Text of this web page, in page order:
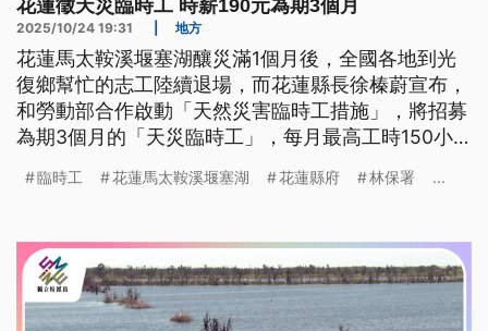
花蓮徵天災臨時工 時薪190元為期3個月
2025/10/24 19:31 地方
花蓮馬太鞍溪堰塞湖釀災滿1個月後，全國各地到光
復鄉幫忙的志工陸續退場，而花蓮縣長徐榛蔚宣布，
和勞動部合作啟動「天然災害臨時工措施」，將招募
為期3個月的「天災臨時工」，每月最高工時150小
與物資搬運，希望讓受災及失業民眾在重建家園的同
臨時工 花蓮馬太鞍溪堰塞湖 花蓮縣府 林保署 ...